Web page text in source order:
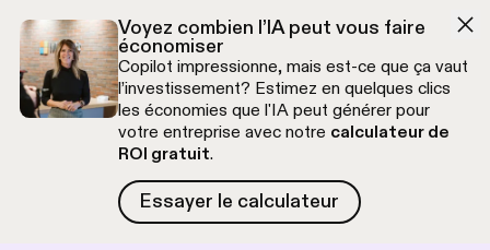
Voyez combien l’IA peut vous faire
économiser
Copilot impressionne, mais est-ce que ça vaut
l’investissement? Estimez en quelques clics
les économies que l'IA peut générer pour
votre entreprise avec notre calculateur de
ROI gratuit.
Essayer le calculateur
Essayer le calculateur